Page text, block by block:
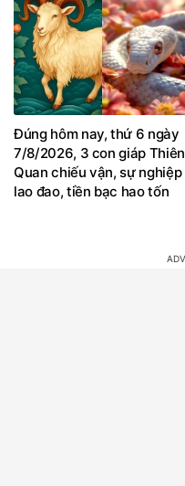
Đúng hôm nay, thứ 6 ngày
7/8/2026, 3 con giáp Thiên
Quan chiếu vận, sự nghiệp
lao đao, tiền bạc hao tốn